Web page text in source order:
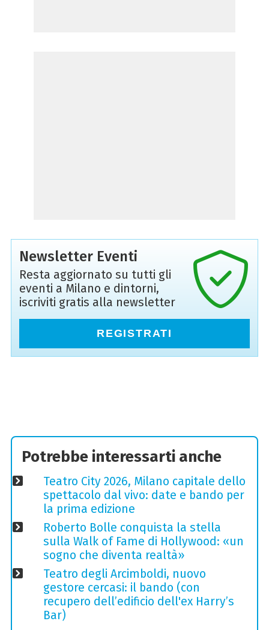
Newsletter Eventi
Resta aggiornato su tutti gli
eventi a Milano e dintorni,
iscriviti gratis alla newsletter
REGISTRATI
Potrebbe interessarti anche
Teatro City 2026, Milano capitale dello
spettacolo dal vivo: date e bando per
la prima edizione
Roberto Bolle conquista la stella
sulla Walk of Fame di Hollywood: «un
sogno che diventa realtà»
Teatro degli Arcimboldi, nuovo
gestore cercasi: il bando (con
recupero dell’edificio dell'ex Harry’s
Bar)